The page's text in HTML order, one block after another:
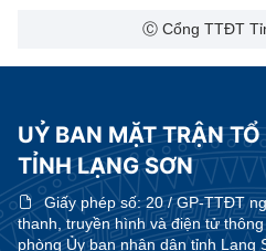
Ⓒ Cổng TTĐT
UỶ BAN MẶT TRẬN
TỈNH LẠNG SƠN
Giấy phép số:20 / GP-TTĐT
thanh, truyền hình và điện tử
phòng Ủy ban nhân dân tỉnh Lạng